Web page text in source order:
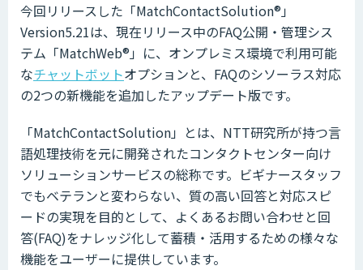
今回リリースした「MatchContactSolution®」
Version5.21は、現在リリース中のFAQ公開・管理シス
テム「MatchWeb®」に、オンプレミス環境で利用可能
なチャットボットオプションと、FAQのシソーラス対応
の2つの新機能を追加したアップデート版です。
「MatchContactSolution」とは、NTT研究所が持つ言
語処理技術を元に開発されたコンタクトセンター向け
ソリューションサービスの総称です。ビギナースタッフ
でもベテランと変わらない、質の高い回答と対応スピ
ードの実現を目的として、よくあるお問い合わせと回
答(FAQ)をナレッジ化して蓄積・活用するための様々な
機能をユーザーに提供しています。